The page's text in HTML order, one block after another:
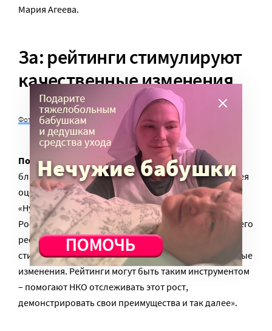
Мария Агеева.
За: рейтинги стимулируют
качественные изменения
Фото с сайта archi.ru
Полина Филиппова
, исполнительный директор
благотворительного фонда «Пери», считает, что идея
оценивать всех по одному критерию абсурдна.
«Нужны разнообразные рейтинги и ренкинги.
Российская благотворительность не исчерпала своего
ресурса роста, и нам нужны механизмы его
стимулирования. И надо стимулировать качественные
изменения. Рейтинги могут быть таким инструментом
– помогают НКО отслеживать этот рост,
демонстрировать свои преимущества и так далее».